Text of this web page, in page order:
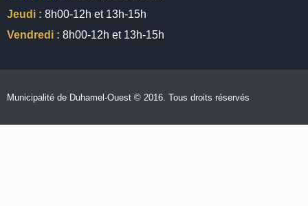
Jeudi : 8h00-12h et 13h-15h
Vendredi : 8h00-12h et 13h-15h
Municipalité de Duhamel-Ouest © 2016. Tous droits réservés